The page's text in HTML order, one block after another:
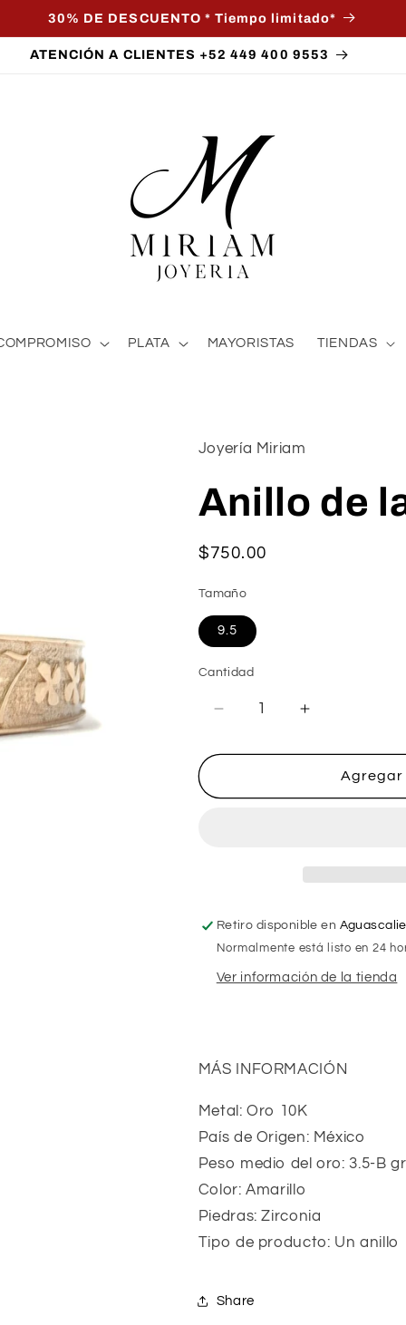
30% DE DESCUENTO * Tiempo limitado*
ATENCIÓN A CLIENTES +52 449 400 9553
PLATA MAYORISTAS TIENDAS
Joyería Miriam
Anillo de
Precio
$750.00
Tamaño
9.5
Cantidad
Reducir
para
de
Aumentar
para
Anillo
de
Retiro disponible en
Normalmente está listo en 24
Ver información de la tienda
MÁS INFORMACIÓN
Metal: Oro 10K
País de Origen: México
Peso medio del oro: 3.5-B gr
Color: Amarillo
Piedras: Zirconia
Tipo de producto: Un anillo
Share